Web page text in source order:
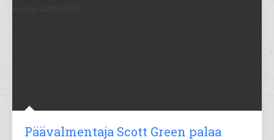
Päävalmentaja Scott Green palaa